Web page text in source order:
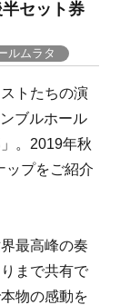
半セット券
ルムラタ
トたちの演
ブルホール
。2019年秋
ップをご紹介
最高峰の奏
まで共有で
物の感動を